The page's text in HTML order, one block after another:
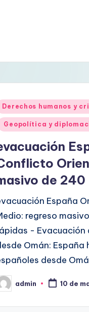
Derechos humanos y
Geopolítica y
de 240
España
regreso
- Evacuación
Omán: España
desde
admin 10 de